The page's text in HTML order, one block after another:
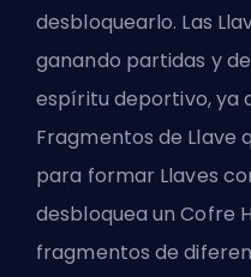
desbloquearlo. Las
ganando partidas y
espíritu deportivo, ya
Fragmentos de Llave
para formar Llaves
desbloquea un Cofre
fragmentos de